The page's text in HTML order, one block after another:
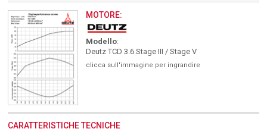
MOTORE:
Modello:
Deutz TCD 3.6 Stage III / Stage V
clicca sull'immagine per ingrandire
CARATTERISTICHE TECNICHE